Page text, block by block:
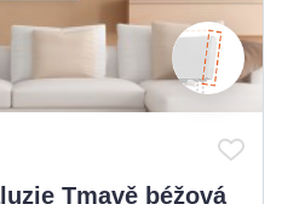
Tmavě béžová